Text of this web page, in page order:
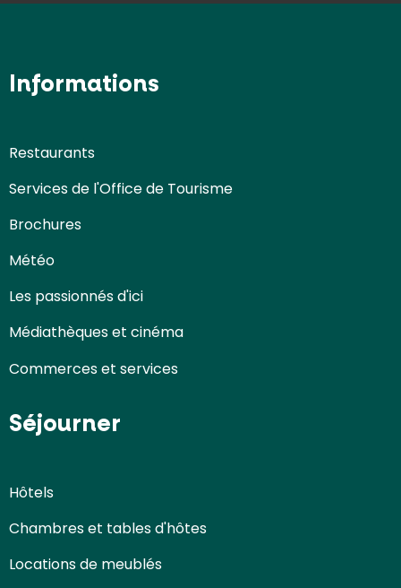
Informations
Restaurants
Services de l'Office de Tourisme
Brochures
Météo
Les passionnés d'ici
Médiathèques et cinéma
Commerces et services
Séjourner
Hôtels
Chambres et tables d'hôtes
Locations de meublés